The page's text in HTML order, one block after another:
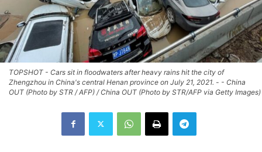
TOPSHOT - Cars sit in floodwaters after heavy rains hit the city of
Zhengzhou in China's central Henan province on July 21, 2021. - - China
OUT (Photo by STR / AFP) / China OUT (Photo by STR/AFP via Getty Images)